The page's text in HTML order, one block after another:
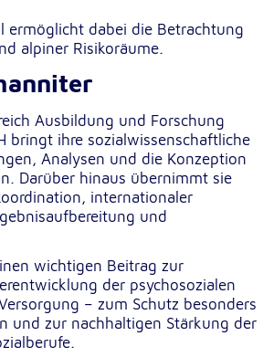
ermöglicht dabei die Betrachtung
alpiner Risikoräume.
Ausbildung und Forschung
bringt ihre sozialwissenschaftliche
Analysen und die Konzeption
Darüber hinaus übernimmt sie
internationaler
und
wichtigen Beitrag zur
der psychosozialen
– zum Schutz besonders
und zur nachhaltigen Stärkung der